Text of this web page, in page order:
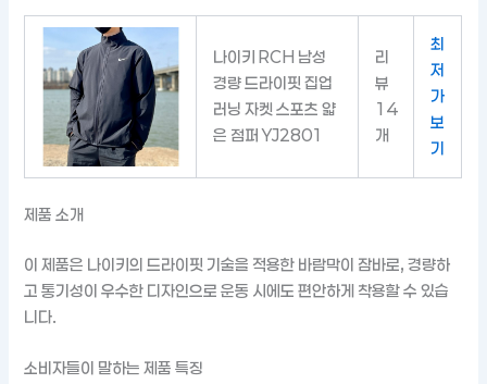
나이키 RCH 남성
경량 드라이핏 집업
러닝 자켓 스포츠 얇
은 점퍼 YJ2801
리
뷰
14
개
최
저
가
보
기
제품 소개
이 제품은 나이키의 드라이핏 기술을 적용한 바람막이 잠바로, 경량하
고 통기성이 우수한 디자인으로 운동 시에도 편안하게 착용할 수 있습
니다.
소비자들이 말하는 제품 특징